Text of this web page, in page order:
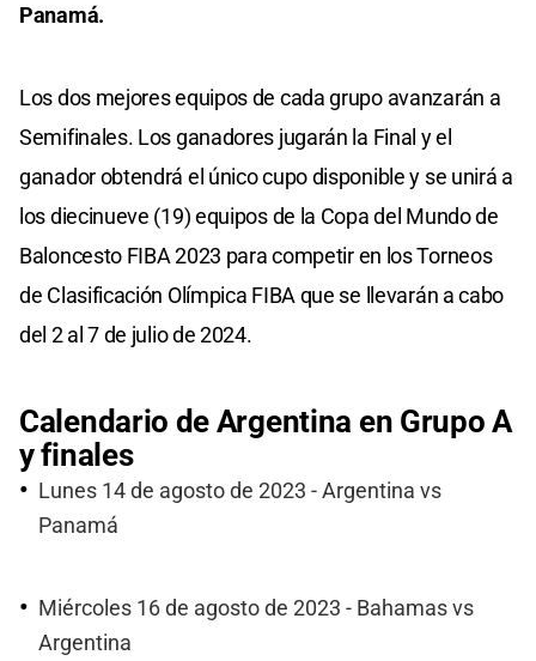
Panamá.
Los dos mejores equipos de cada grupo avanzarán a
Semifinales. Los ganadores jugarán la Final y el
ganador obtendrá el único cupo disponible y se unirá a
los diecinueve (19) equipos de la Copa del Mundo de
Baloncesto FIBA 2023 para competir en los Torneos
de Clasificación Olímpica FIBA que se llevarán a cabo
del 2 al 7 de julio de 2024.
Calendario de Argentina en Grupo A
y finales
Lunes 14 de agosto de 2023 - Argentina vs
Panamá
Miércoles 16 de agosto de 2023 - Bahamas vs
Argentina